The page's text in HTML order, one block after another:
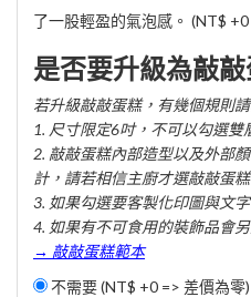
了一股輕盈的氣泡感。 (NT$
是否要升級為敲
若升級敲敲蛋糕，有幾個規則
1. 尺寸限定6吋，不可以勾選雙
2. 敲敲蛋糕內部造型以及外部
計，請若相信主廚才選敲敲蛋糕
3. 如果勾選要客製化印圖與文
4. 如果有不可食用的裝飾品會
→ 敲敲蛋糕範本
不需要 (NT$ +0 => 差價為零)